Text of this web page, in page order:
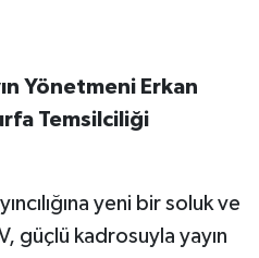
Yönetmeni Erkan
Temsilciliği
yeni bir soluk ve
güçlü kadrosuyla yayın